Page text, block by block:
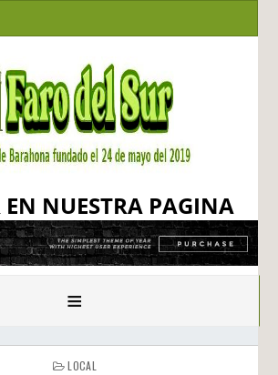
EN NUESTRA PAGINA
≡
LOCAL